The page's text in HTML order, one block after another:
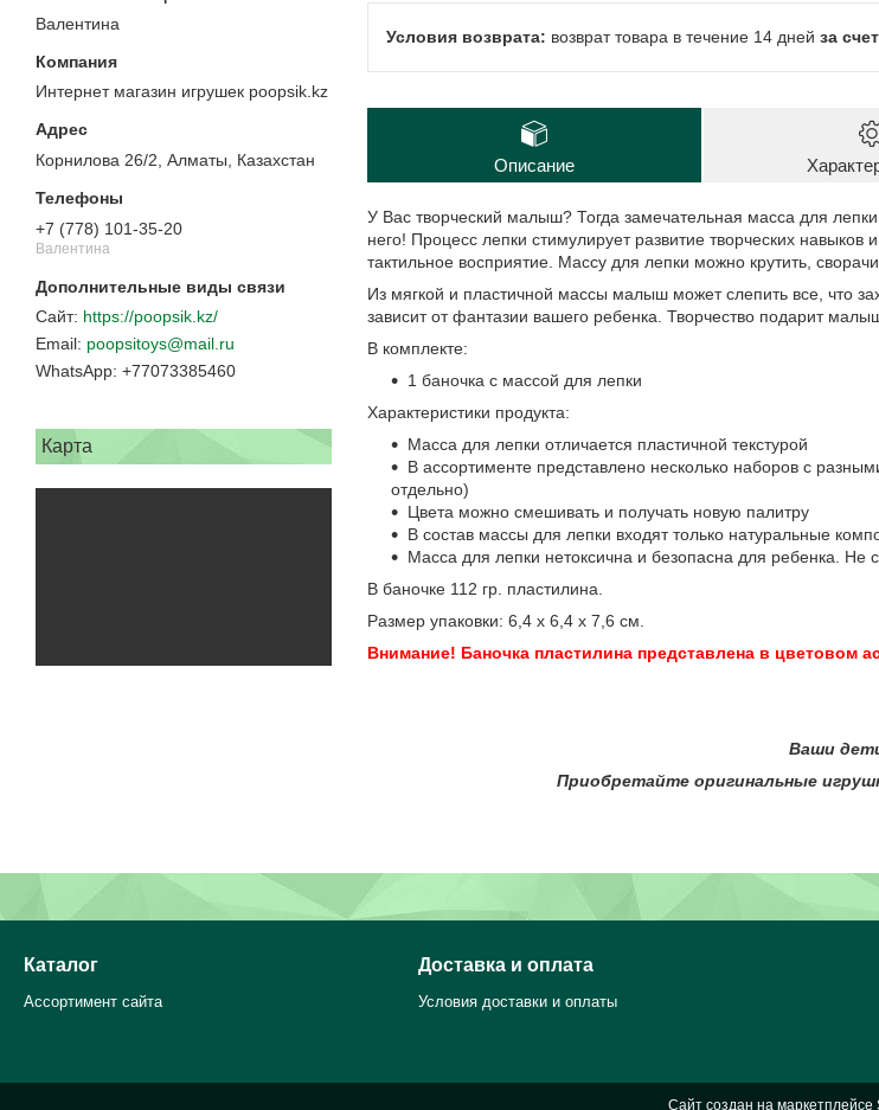
Валентина
Интернет магазин игрушек poopsik.kz
Корнилова 26/2, Алматы, Казахстан
+7 (778) 101-35-20
Валентина
https://poopsik.kz/
poopsitoys@mail.ru
+77073385460
Карта
возврат товара в течение 14 дней за
Описание
У Вас творческий малыш? Тогда замечательная масса для
него! Процесс лепки стимулирует развитие творческих
тактильное восприятие. Массу для лепки можно крутить,
Из мягкой и пластичной массы малыш может слепить все, что
зависит от фантазии вашего ребенка. Творчество подарит
В комплекте:
1 баночка с массой для лепки
Характеристики продукта:
Масса для лепки отличается пластичной текстурой
В ассортименте представлено несколько наборов с
отдельно)
Цвета можно смешивать и получать новую палитру
В состав массы для лепки входят только натуральные
Масса для лепки нетоксична и безопасна для ребенка. Не
В баночке 112 гр. пластилина.
Размер упаковки: 6,4 х 6,4 х 7,6 см.
Внимание! Баночка пластилина представлена в цветовом
Ваши дети - наши
Приобретайте оригинальные игрушки по
Каталог
Ассортимент сайта
Доставка и оплата
Условия доставки и оплаты
Сайт создан на маркетплейсе